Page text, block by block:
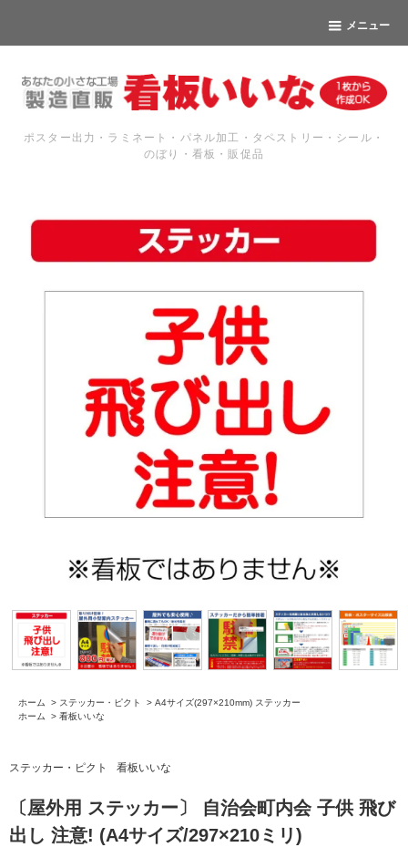
メニュー
ポスター出力・ラミネート・パネル加工・タペストリー・シール・
のぼり・看板・販促品
ホーム > ステッカー・ピクト > A4サイズ(297×210mm) ステッカー
ホーム
> 看板いいな
ステッカー・ピクト 看板いいな
〔屋外用 ステッカー〕 自治会町内会 子供 飛び
出し 注意! (A4サイズ/297×210ミリ)